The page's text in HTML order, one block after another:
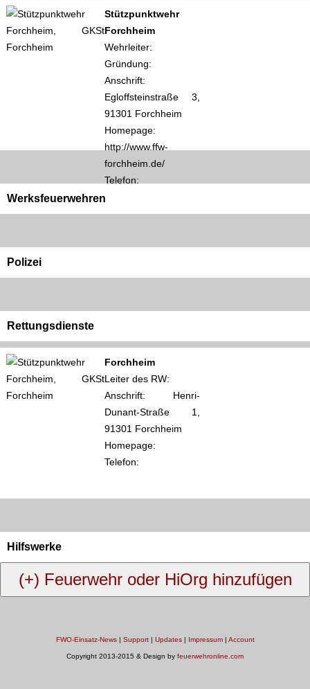
Stützpunktwehr
Forchheim
Wehrleiter:
Gründung:
Anschrift:
Egloffsteinstraße 3,
91301 Forchheim
Homepage:
http://www.ffw-
forchheim.de/
Telefon:
Werksfeuerwehren
Polizei
Rettungsdienste
Forchheim
Leiter des RW:
Anschrift: Henri-
Dunant-Straße 1,
91301 Forchheim
Homepage:
Telefon:
Hilfswerke
FWO-Einsatz-News| Support| Updates| Impressum| Account
Copyright 2013-2015 & Design by feuerwehronline.com